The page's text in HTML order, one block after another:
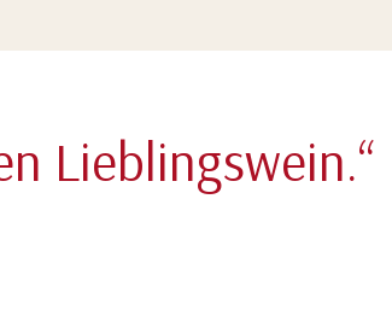
Lieblingswein.“